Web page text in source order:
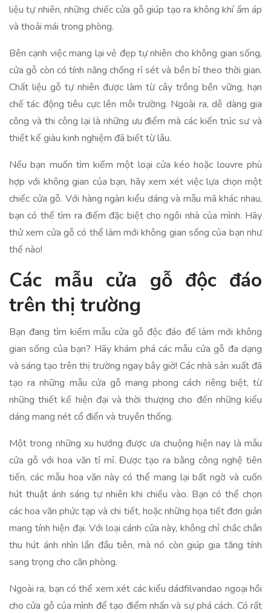
liệu tự nhiên, những chiếc cửa gỗ giúp tạo ra không khí ấm áp
và thoải mái trong phòng.
Bên cạnh việc mang lại vẻ đẹp tự nhiên cho không gian sống,
cửa gỗ còn có tính năng chống rỉ sét và bền bỉ theo thời gian.
Chất liệu gỗ tự nhiên được làm từ cây trồng bền vững, hạn
chế tác động tiêu cực lên môi trường. Ngoài ra, dễ dàng gia
công và thi công lại là những ưu điểm mà các kiến trúc sư và
thiết kế giàu kinh nghiệm đã biết từ lâu.
Nếu bạn muốn tìm kiếm một loại cửa kéo hoặc louvre phù
hợp với không gian của bạn, hãy xem xét việc lựa chọn một
chiếc cửa gỗ. Với hàng ngàn kiểu dáng và mẫu mã khác nhau,
bạn có thể tìm ra điểm đặc biệt cho ngôi nhà của mình. Hãy
thử xem cửa gỗ có thể làm mới không gian sống của bạn như
thế nào!
Các mẫu cửa gỗ độc đáo
trên thị trường
Bạn đang tìm kiếm mẫu cửa gỗ độc đáo để làm mới không
gian sống của bạn? Hãy khám phá các mẫu cửa gỗ đa dạng
và sáng tạo trên thị trường ngay bây giờ! Các nhà sản xuất đã
tạo ra những mẫu cửa gỗ mang phong cách riêng biệt, từ
những thiết kế hiện đại và thời thượng cho đến những kiểu
dáng mang nét cổ điển và truyền thống.
Một trong những xu hướng được ưa chuộng hiện nay là mẫu
cửa gỗ với hoa văn tỉ mỉ. Được tạo ra bằng công nghệ tiên
tiến, các mẫu hoa văn này có thể mang lại bất ngờ và cuốn
hút thuật ánh sáng tự nhiên khi chiếu vào. Bạn có thể chọn
các hoa văn phức tạp và chi tiết, hoặc những họa tiết đơn giản
mang tính hiện đại. Với loại cánh cửa này, không chỉ chắc chắn
thu hút ánh nhìn lần đầu tiên, mà nó còn giúp gia tăng tính
sang trọng cho căn phòng.
Ngoài ra, bạn có thể xem xét các kiểu dádfilvandao ngoại hồi
cho cửa gỗ của mình để tạo điểm nhấn và sự phá cách. Có rất